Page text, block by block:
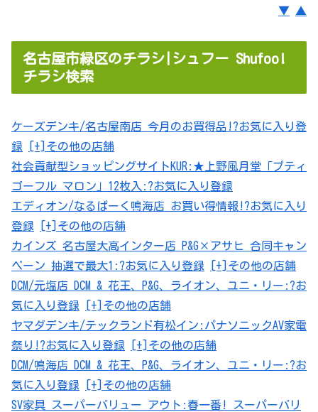
▼ ▲
名古屋市緑区のチラシ|シュフー Shufoo!
チラシ検索
ケーズデンキ/名古屋南店 今月のお買得品!?お気に入り登
録
[+]その他の店舗
社会貢献型ショッピングサイトKUR:★上野風月堂「プティ
ゴーフル マロン」12枚入:?お気に入り登録
エディオン/なるぱーく鳴海店 お買い得情報!?お気に入り
登録
[+]その他の店舗
カインズ 名古屋大高インター店 P&G×アサヒ 合同キャン
ペーン 抽選で最大1:?お気に入り登録
[+]その他の店舗
DCM/元塩店 DCM & 花王、P&G、ライオン、ユニ・リー:?お
気に入り登録
[+]その他の店舗
ヤマダデンキ/テックランド有松イン:パナソニックAV家電
祭り!?お気に入り登録
[+]その他の店舗
DCM/鳴海店 DCM & 花王、P&G、ライオン、ユニ・リー:?お
気に入り登録
[+]その他の店舗
SV家具 スーパーバリュー アウト:春一番! スーパーバリ